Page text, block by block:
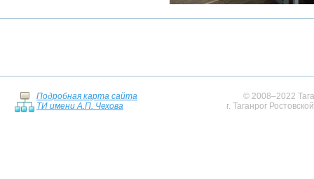
Подробная карта сайта
ТИ имени А.П. Чехова
© 2008–2022
г. Таганрог